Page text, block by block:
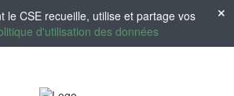
le CSE recueille, utilise et partage vos
d'utilisation des données